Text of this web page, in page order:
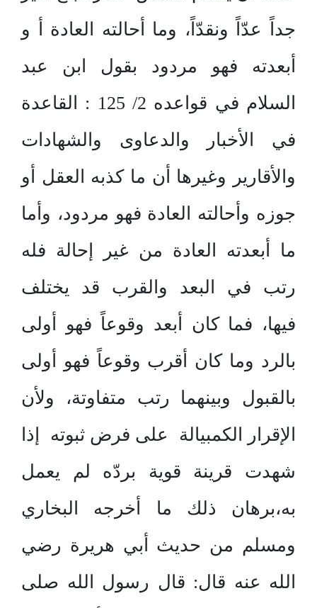
جداً عدّاً ونقدّاً، وما أحالته العادة أ و
أبعدته فهو مردود بقول ابن عبد
السلام في قواعده 2/ 125 : القاعدة
في الأخبار والدعاوى والشهادات
والأقارير وغيرها أن ما كذبه العقل أو
جوزه وأحالته العادة فهو مردود، وأما
ما أبعدته العادة من غير إحالة فله
رتب في البعد والقرب قد يختلف
فيها، فما كان أبعد وقوعاً فهو أولى
بالرد وما كان أقرب وقوعاً فهو أولى
بالقبول وبينهما رتب متفاوتة، ولأن
الإقرار الكمبيالة على فرض ثبوته إذا
شهدت قرينة قوية بردّه لم يعمل
به،برهان ذلك ما أخرجه البخاري
ومسلم من حديث أبي هريرة رضي
الله عنه قال: قال رسول الله صلى